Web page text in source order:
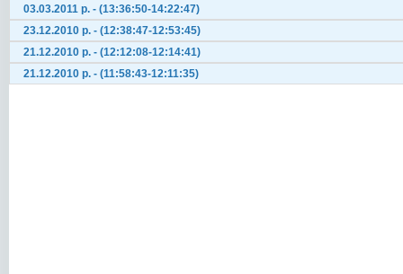
03.03.2011 р. - (13:36:50-14:22:47)
23.12.2010 р. - (12:38:47-12:53:45)
21.12.2010 р. - (12:12:08-12:14:41)
21.12.2010 р. - (11:58:43-12:11:35)